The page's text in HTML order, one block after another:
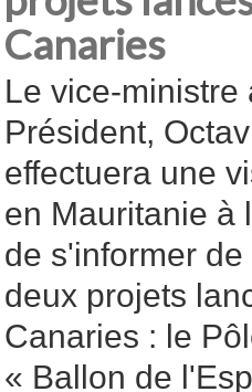
Canaries
Le vice-ministre
Président,
effectuera une
en Mauritanie à
de s'informer
deux projets
Canaries : le
« Ballon de